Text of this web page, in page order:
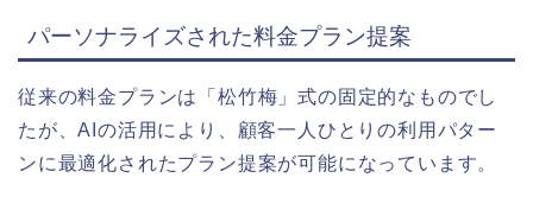
パーソナライズされた料金プラン提案
従来の料金プランは「松竹梅」式の固定的なものでし
たが、AIの活用により、顧客一人ひとりの利用パター
ンに最適化されたプラン提案が可能になっています。